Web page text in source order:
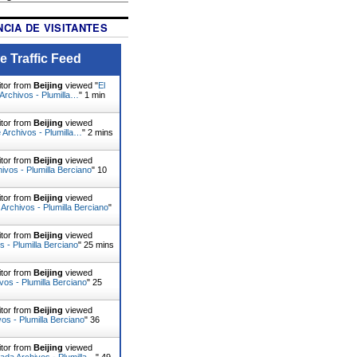
DE VISITANTES
Traffic Feed
from Beijing viewed "El
- Plumilla… " 1 min
from Beijing viewed
Archivos - Plumilla… " 2 mins
from Beijing viewed
- Plumilla Berciano" 10
from Beijing viewed
- Plumilla Berciano"
from Beijing viewed
- Plumilla Berciano" 25 mins
from Beijing viewed
- Plumilla Berciano" 25
from Beijing viewed
- Plumilla Berciano" 36
from Beijing viewed